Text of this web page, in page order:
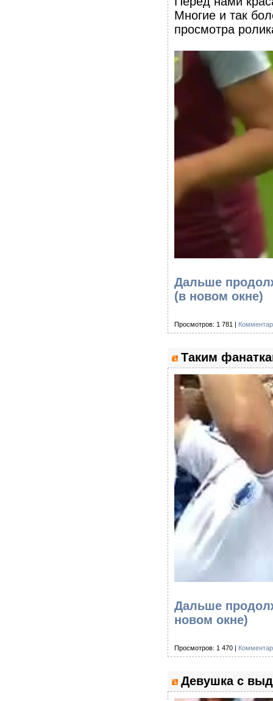
Многие и так
просмотра
Дальше
(в новом окне)
Просмотров: 1 781 |
Таким
Дальше
новом окне)
Просмотров: 1 470 |
Девушка с